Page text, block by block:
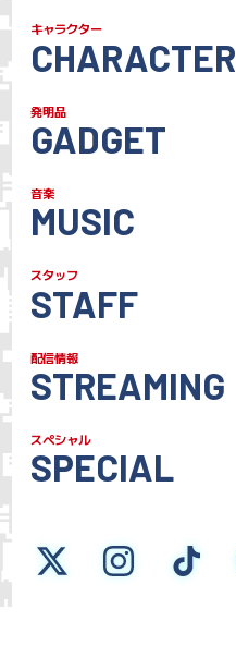
キャラクター
CHARACTER
発明品
GADGET
音楽
MUSIC
スタッフ
STAFF
配信情報
STREAMING
スペシャル
SPECIAL